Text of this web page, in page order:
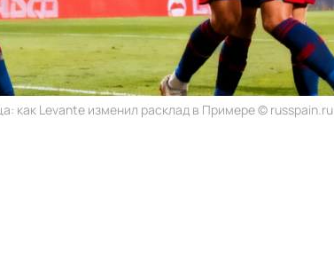
как Levante изменил расклад в Примере © russpain.ru